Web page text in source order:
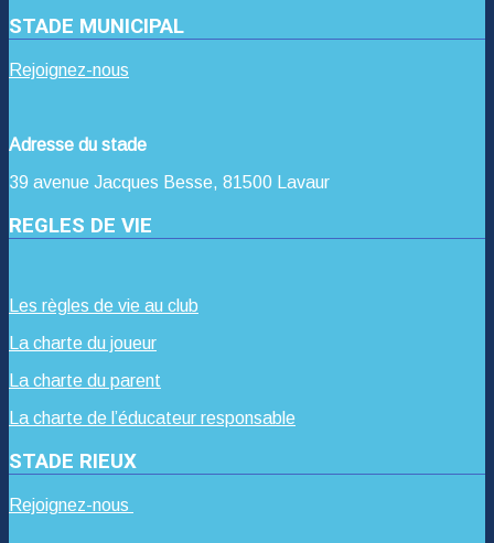
STADE MUNICIPAL
Rejoignez-nous
Adresse du stade
39 avenue Jacques Besse, 81500 Lavaur
REGLES DE VIE
Les règles de vie au club
La charte du joueur
La charte du parent
La charte de l’éducateur responsable
STADE RIEUX
Rejoignez-nous